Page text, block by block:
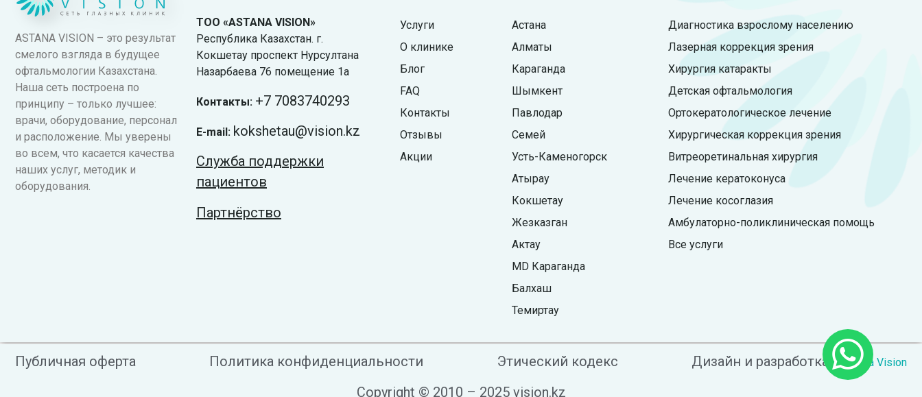
ASTANA VISION – это результат
смелого взгляда в будущее
офтальмологии Казахстана.
Наша сеть построена по
принципу – только лучшее:
врачи, оборудование, персонал
и расположение. Мы уверены
во всем, что касается качества
наших услуг, методик и
оборудования.
ТОО «ASTANA VISION»
Республика Казахстан. г.
Кокшетау проспект Нурсултана
Назарбаева 76 помещение 1а
Контакты: +7 7083740293
E-mail: kokshetau@vision.kz
Служба поддержки
пациентов
Партнёрство
Услуги
О клинике
Блог
FAQ
Контакты
Отзывы
Акции
Астана
Алматы
Караганда
Шымкент
Павлодар
Семей
Усть-Каменогорск
Атырау
Кокшетау
Жезказган
Актау
MD Караганда
Балхаш
Темиртау
Диагностика взрослому населению
Лазерная коррекция зрения
Хирургия катаракты
Детская офтальмология
Ортокератологическое лечение
Хирургическая коррекция зрения
Витреоретинальная хирургия
Лечение кератоконуса
Лечение косоглазия
Амбулаторно-поликлиническая помощь
Все услуги
Публичная оферта Политика конфиденциальности Этический кодекс Дизайн и разработка – Astana Vision
Copyright © 2010 – 2025 vision.kz